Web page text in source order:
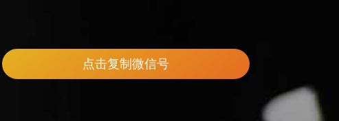
点击复制微信号